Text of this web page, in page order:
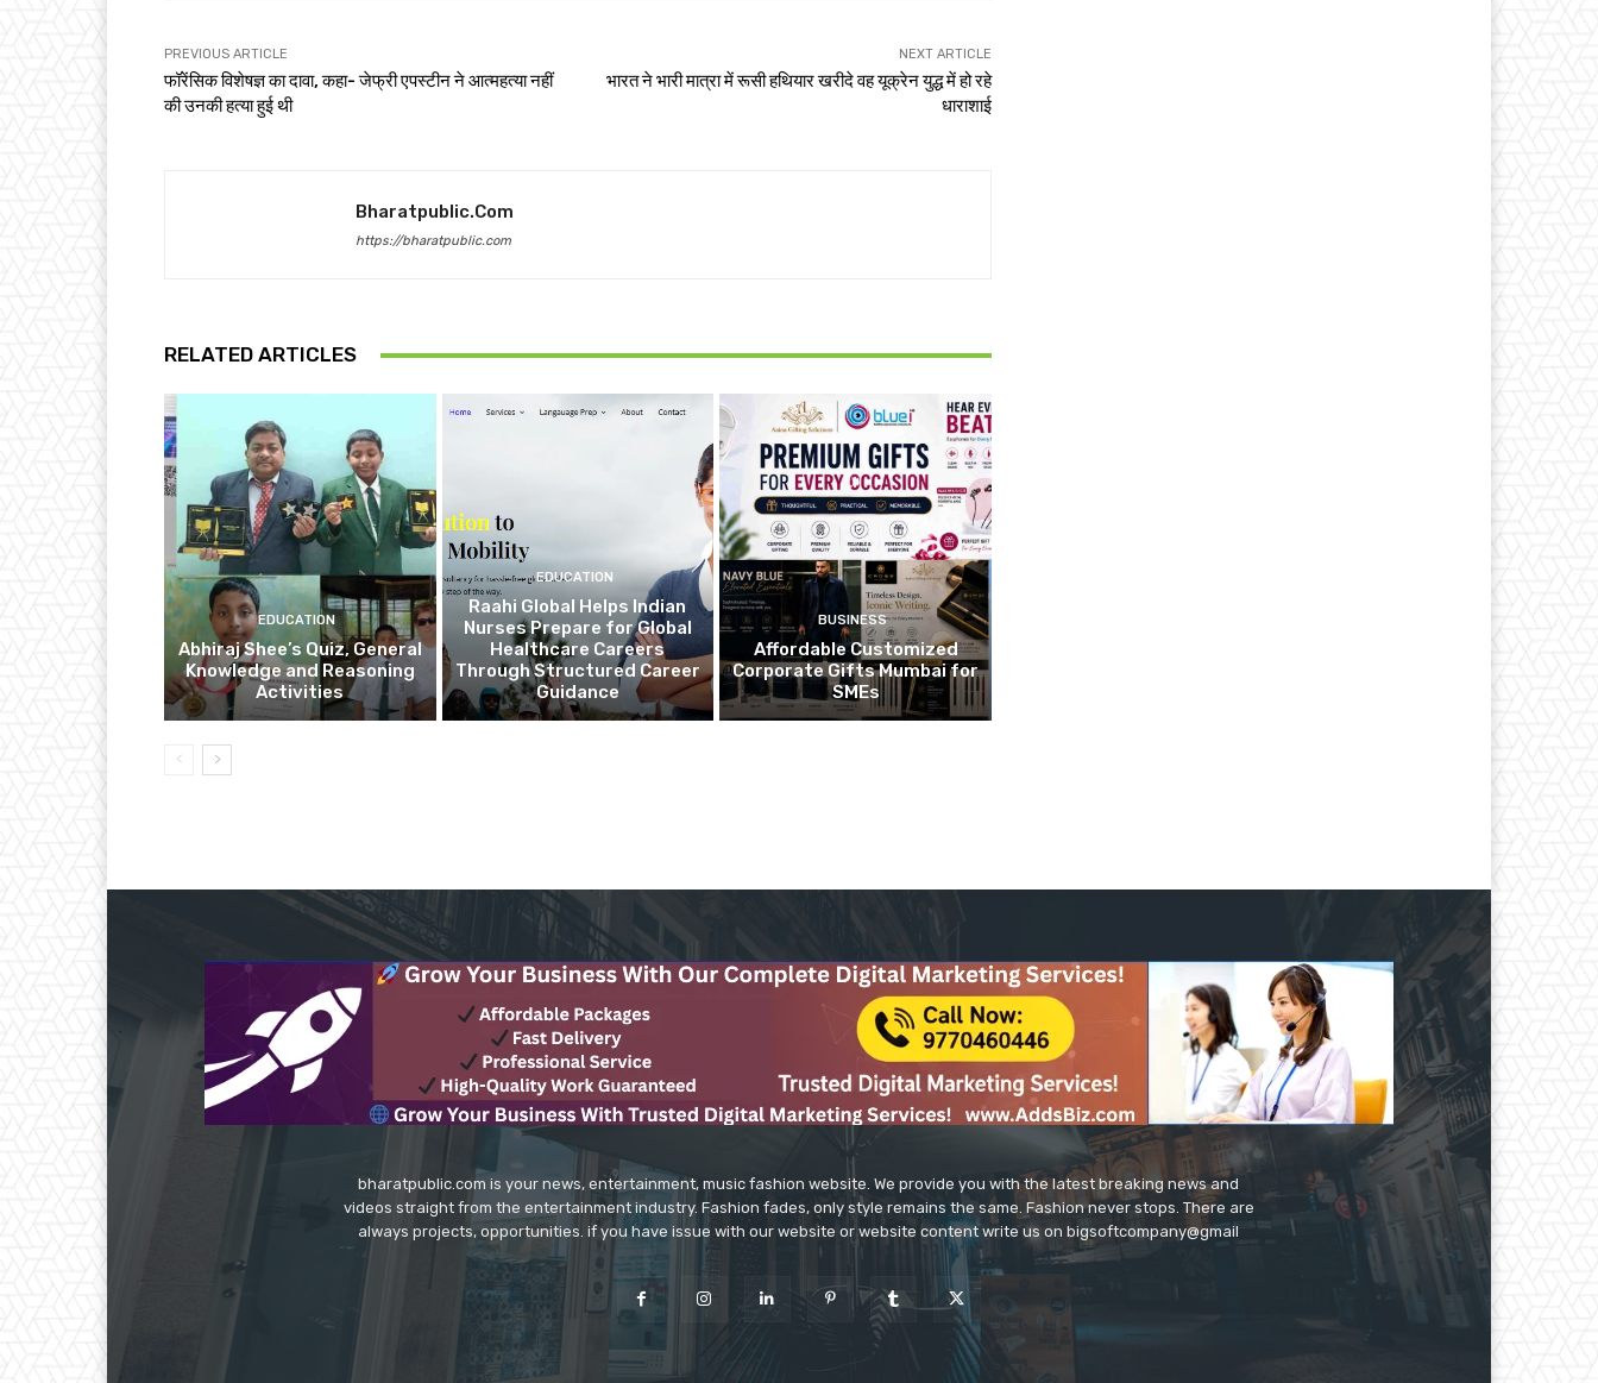
PREVIOUS ARTICLE
फॉरेंसिक विशेषज्ञ का दावा, कहा- जेफ्री एपस्टीन ने आत्महत्या नहीं
की उनकी हत्या हुई थी
NEXT ARTICLE
भारत ने भारी मात्रा में रूसी हथियार खरीदे वह यूक्रेन युद्ध में हो रहे
धाराशाई
Bharatpublic.com
https://bharatpublic.com
RELATED ARTICLES
EDUCATION
Abhiraj Shee’s Quiz, General
Knowledge and Reasoning
Activities
EDUCATION
Raahi Global Helps Indian
Nurses Prepare for Global
Healthcare Careers
Through Structured Career
Guidance
BUSINESS
Affordable Customized
Corporate Gifts Mumbai for
SMEs
bharatpublic.com is your news, entertainment, music fashion website. We provide you with the latest breaking news and
videos straight from the entertainment industry. Fashion fades, only style remains the same. Fashion never stops. There are
always projects, opportunities. if you have issue with our website or website content write us on bigsoftcompany@gmail